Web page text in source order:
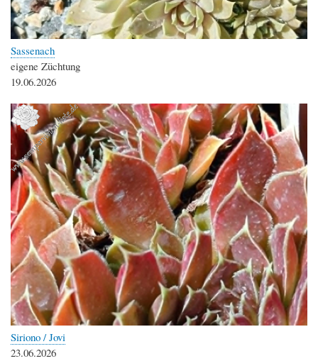
Sassenach
eigene Züchtung
19.06.2026
Siriono / Jovi
23.06.2026